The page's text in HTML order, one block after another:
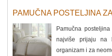
PAMUČNA POSTELJINA
Pamučna
najviše prijaju na
organizam i za